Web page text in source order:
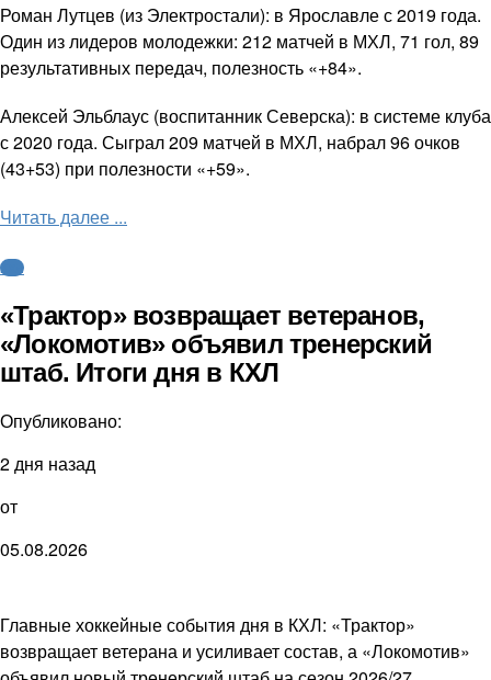
Роман Лутцев (из Электростали): в Ярославле с 2019 года.
Один из лидеров молодежки: 212 матчей в МХЛ, 71 гол, 89
результативных передач, полезность «+84».
Алексей Эльблаус (воспитанник Северска): в системе клуба
с 2020 года. Сыграл 209 матчей в МХЛ, набрал 96 очков
(43+53) при полезности «+59».
Читать далее ...
КХЛ
«Трактор» возвращает ветеранов,
«Локомотив» объявил тренерский
штаб. Итоги дня в КХЛ
Опубликовано:
2 дня назад
от
05.08.2026
Главные хоккейные события дня в КХЛ: «Трактор»
возвращает ветерана и усиливает состав, а «Локомотив»